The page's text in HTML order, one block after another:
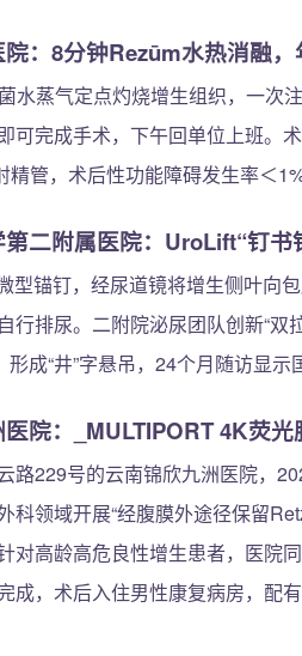
：8分钟Rezūm水热消融
蒸气定点灼烧增生组织，一次
可完成手术，下午回单位上班。
精管，术后性功能障碍发生率＜
二附属医院：UroLift“钉书
型锚钉，经尿道镜将增生侧叶向
行排尿。二附院泌尿团队创新“
成“井”字悬吊，24个月随访显
院：_MULTIPORT 4K荧
路229号的云南锦欣九洲医院，
科领域开展“经腹膜外途径保留
对高龄高危良性增生患者，医院
成，术后入住男性康复病房，配